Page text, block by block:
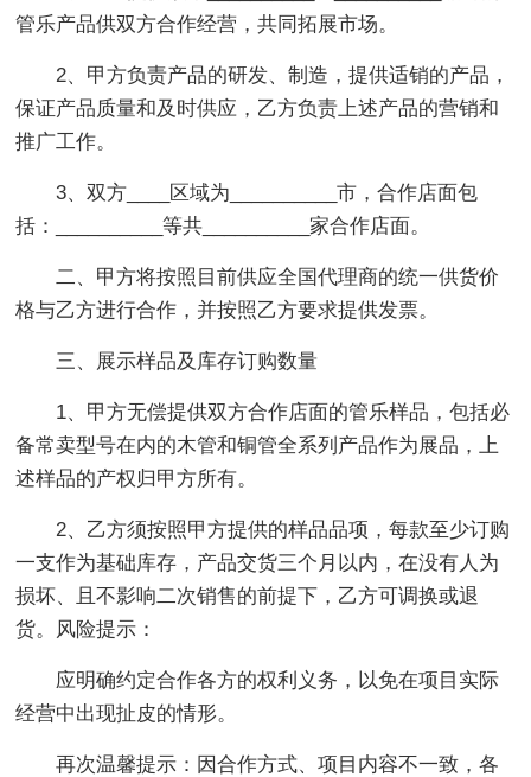
管乐产品供双方合作经营，共同拓展市场。
2、甲方负责产品的研发、制造，提供适销的产品，
保证产品质量和及时供应，乙方负责上述产品的营销和
推广工作。
3、双方____区域为__________市，合作店面包
括：__________等共__________家合作店面。
二、甲方将按照目前供应全国代理商的统一供货价
格与乙方进行合作，并按照乙方要求提供发票。
三、展示样品及库存订购数量
1、甲方无偿提供双方合作店面的管乐样品，包括必
备常卖型号在内的木管和铜管全系列产品作为展品，上
述样品的产权归甲方所有。
2、乙方须按照甲方提供的样品品项，每款至少订购
一支作为基础库存，产品交货三个月以内，在没有人为
损坏、且不影响二次销售的前提下，乙方可调换或退
货。风险提示：
应明确约定合作各方的权利义务，以免在项目实际
经营中出现扯皮的情形。
再次温馨提示：因合作方式、项目内容不一致，各